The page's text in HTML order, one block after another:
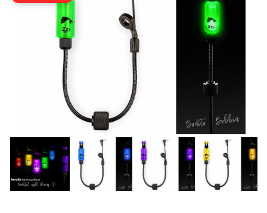
AKCIOVÝ CAMPING
PRÚTY
KAPROVÉ PRÚTY
FEEDER PRÚTY
TELESKOPICKÉ PRÚTY
SUMCOVÉ A MORSKÉ PRÚTY
PRÍVLAČOVÉ PRÚTY